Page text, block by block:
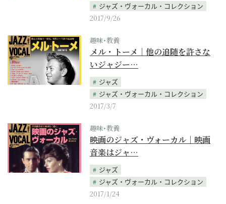
ジャズ・ヴォーカル・コレクション
2017/9/26
趣味･教養
メル・トーメ｜他の追随を許さな
いジャジー…
ジャズ
ジャズ・ヴォーカル・コレクション
2017/3/7
趣味･教養
映画のジャズ・ヴォーカル｜映画
音楽はジャ…
ジャズ
ジャズ・ヴォーカル・コレクション
2017/1/24